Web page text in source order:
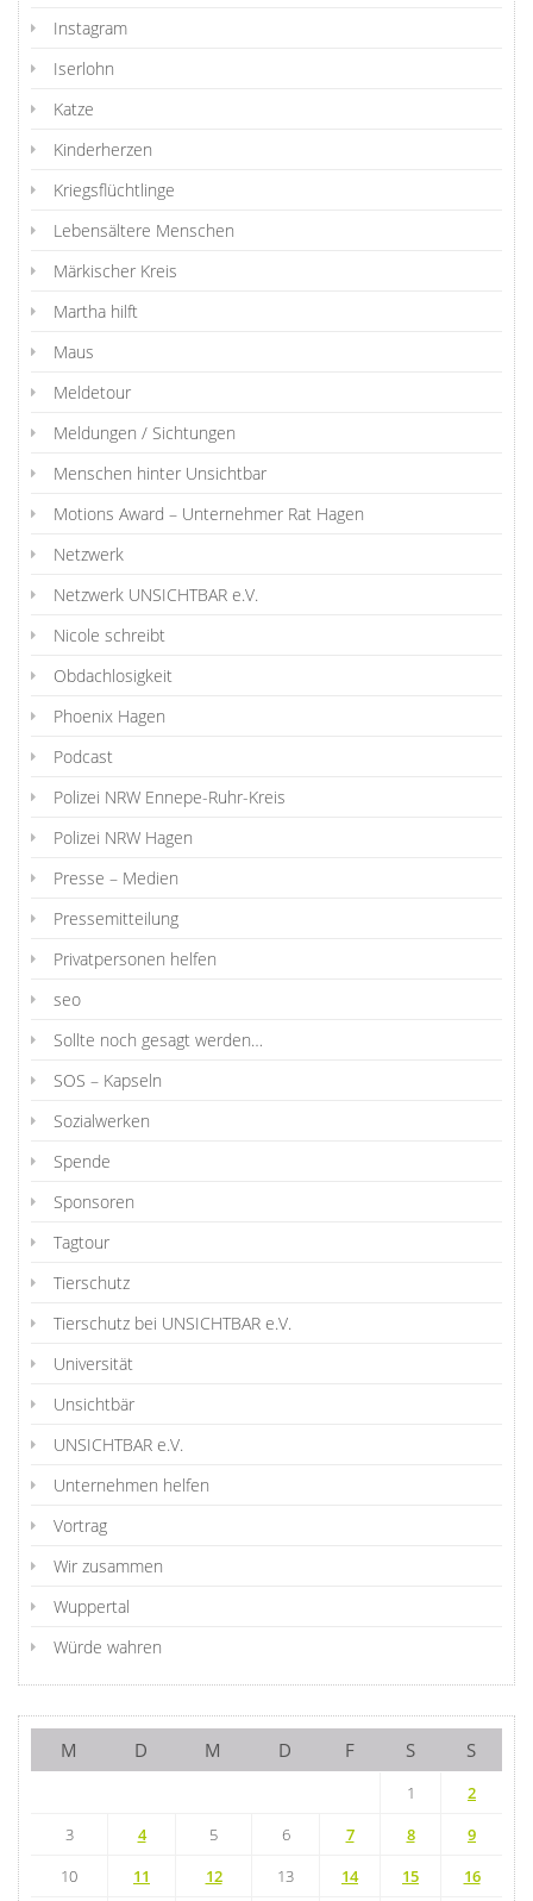
Instagram
Iserlohn
Katze
Kinderherzen
Kriegsflüchtlinge
Lebensältere Menschen
Märkischer Kreis
Martha hilft
Maus
Meldetour
Meldungen / Sichtungen
Menschen hinter Unsichtbar
Motions Award – Unternehmer Rat Hagen
Netzwerk
Netzwerk UNSICHTBAR e.V.
Nicole schreibt
Obdachlosigkeit
Phoenix Hagen
Podcast
Polizei NRW Ennepe-Ruhr-Kreis
Polizei NRW Hagen
Presse – Medien
Pressemitteilung
Privatpersonen helfen
seo
Sollte noch gesagt werden…
SOS – Kapseln
Sozialwerken
Spende
Sponsoren
Tagtour
Tierschutz
Tierschutz bei UNSICHTBAR e.V.
Universität
Unsichtbär
UNSICHTBAR e.V.
Unternehmen helfen
Vortrag
Wir zusammen
Wuppertal
Würde wahren
M D M D F S S
1
2
3
4 5 6 7 8
9
10
11 12 13 14 15 16